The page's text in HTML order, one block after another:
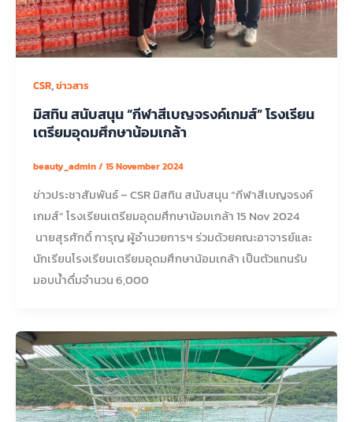
CSR,ข่าวสาร
มิสทิน สนับสนุน “กีฬาสีเบญจรงค์เกมส์” โรงเรียน
เตรียมอุดมศึกษาน้อมเกล้า
beauty_admin/ 15 November 2024
ข่าวประชาสัมพันธ์ – CSR มิสทิน สนับสนุน “กีฬาสีเบญจรงค์
เกมส์” โรงเรียนเตรียมอุดมศึกษาน้อมเกล้า 15 Nov 2024
นายสุรศักดิ์ การุญ ผู้อำนวยการฯ ร่วมด้วยคณะอาจารย์และ
นักเรียนโรงเรียนเตรียมอุดมศึกษาน้อมเกล้า เป็นตัวแทนรับ
มอบน้ำดื่มจำนวน 6,000